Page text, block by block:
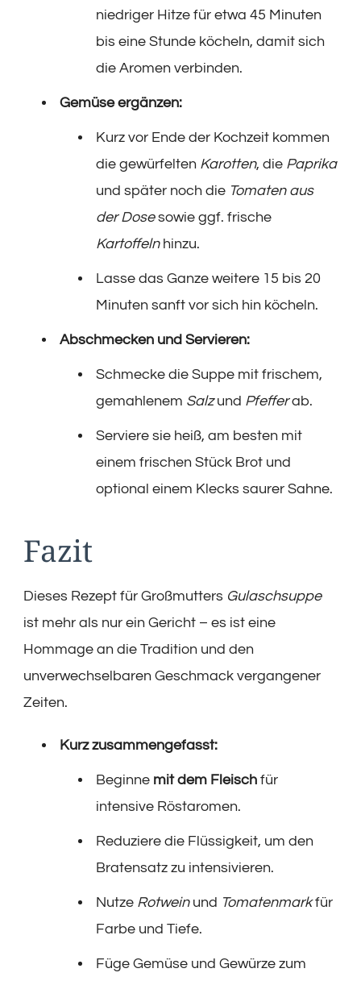
niedriger Hitze für etwa 45 Minuten
bis eine Stunde köcheln, damit sich
die Aromen verbinden.
Gemüse ergänzen:
Kurz vor Ende der Kochzeit kommen
die gewürfelten Karotten, die Paprika
und später noch die Tomaten aus
der Dosesowie ggf. frische
Kartoffelnhinzu.
Lasse das Ganze weitere 15 bis 20
Minuten sanft vor sich hin köcheln.
Abschmecken und Servieren:
Schmecke die Suppe mit frischem,
gemahlenem Salzund Pfefferab.
Serviere sie heiß, am besten mit
einem frischen Stück Brot und
optional einem Klecks saurer Sahne.
Fazit
Dieses Rezept für Großmutters Gulaschsuppe
ist mehr als nur ein Gericht – es ist eine
Hommage an die Tradition und den
unverwechselbaren Geschmack vergangener
Zeiten.
Kurz zusammengefasst:
Beginne mit dem Fleisch für
intensive Röstaromen.
Reduziere die Flüssigkeit, um den
Bratensatz zu intensivieren.
Nutze Rotweinund Tomatenmarkfür
Farbe und Tiefe.
Füge Gemüse und Gewürze zum